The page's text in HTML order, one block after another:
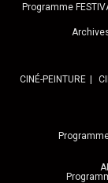
Programme
CINÉ-PEINTURE